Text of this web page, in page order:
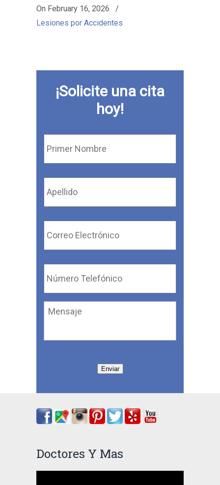
On February 16, 2026
/
Lesiones por Accidentes
¡Solicite una cita
hoy!
Primer
Nombre
*
Apellido *
Correo
Electrónico *
Número
Telefónico *
Mensaje
Enviar
Doctores Y Mas